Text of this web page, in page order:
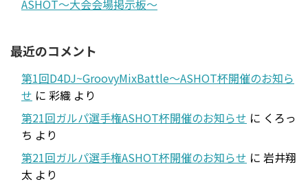
ASHOT～大会会場掲示板～
最近のコメント
第1回D4DJ~GroovyMixBattle～ASHOT杯開催のお知ら
せ に 彩織 より
第21回ガルパ選手権ASHOT杯開催のお知らせ に くろっ
ち より
第21回ガルパ選手権ASHOT杯開催のお知らせ に 岩井翔
太 より